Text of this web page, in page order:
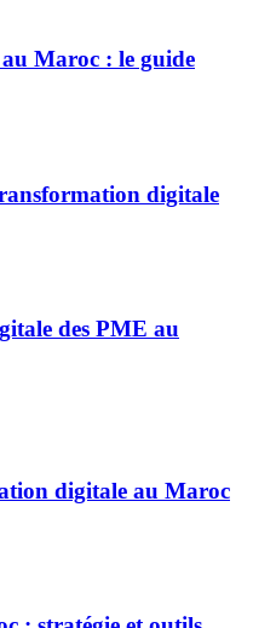
Maroc : le guide
digitale
des PME au
digitale au Maroc